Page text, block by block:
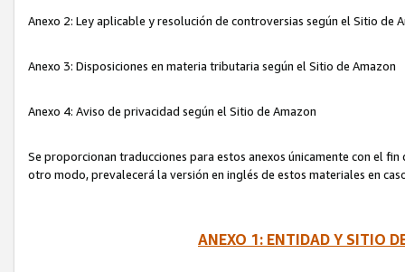
Anexo 2: Ley aplicable y resolución de controversias según el Sitio de
Anexo 3: Disposiciones en materia tributaria según el Sitio de Amazon
Anexo 4: Aviso de privacidad según el Sitio de Amazon
Se proporcionan traducciones para estos anexos únicamente con el
otro modo, prevalecerá la versión en inglés de estos materiales en
ANEXO 1: ENTIDAD Y SITIO